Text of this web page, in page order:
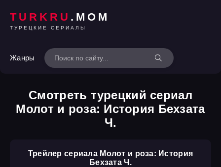
TURKRU .MOM
ТУРЕЦКИЕ СЕРИАЛЫ
Жанры
Смотреть турецкий сериал
Молот и роза: История Бехзата
Ч.
Трейлер сериала Молот и роза: История
Бехзата Ч.